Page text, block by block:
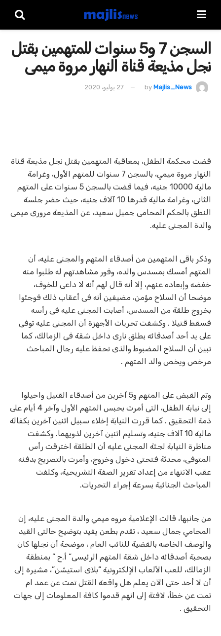
السجن 7 و5 سنوات للمتهمين بقتل
نجل مذيعة قناة النهار مروة ميمى
by Majlis_News 27 يوليو، 2020
قضت محكمة الطفل، بمعاقبة المتهمين بقتل نجل مذيعة قناة
النهار مروة ميمي، بالسجن 7 سنوات للمتهم الأول، وغرامة
مالية 10000 جنيه، فيما قضت بالسجن 5 سنوات على المتهم
الثاني، وغرامة مالية قدرها 10 آلاف جنيه، حيث حضر جلسة
النطق بالحكم المحامى جميل سعيد، عن المذيعة مرورى ميمى
والدة المجنى عليه.
وذكر باقى المتهمين من أصدقاء المتهم والمجنى عليه، أن
المتهم أمسك بمسدس والده، وفور مشاهدتهم له طلبوا منه
خفضه وإبعاده عنهم، إلا أنه قال لهم أنه لا داعى للخوف،
موضحا أن السلاح مؤمن، مضيفين أنه فى أعقاب ذلك فوجئوا
بخروج طلقة من المسدس، أصابت المجنى عليه فى رأسه
فسقط قتيلا . وكشفت تحريات الأجهزة أن المجنى عليه توفى
على يد أحد أصدقائه بطلق نارى داخل شقة فى الزمالك، كما
تبين أن السلاح المضبوط والذى تحفظ عليه رجال المباحث
مرخص ويخص والد المتهم .
وتم القبض على المتهم و5 آخرين من أصدقاء القتيل واحيلوا
إلى نيابة الطفل، التى أمرت بحبس المتهم الأول وآخر 4 أيام على
ذمة التحقيق . كما قررت النيابة إخلاء سبيل اثنين آخرين بكفالة
مالية 10 آلاف جنيه، وتسليم اثنين آخرين لذويهما. وكشفت
مناظرة النيابة لجثة المجنى عليه أن الطلقة اخترقت رأس
المتوفى، محدثة فتحتى دخول وخروج، وأمرت بالتصريح بدفنه
عقب الانتهاء من إعداد تقرير الصفة التشريحية، وكلفت
المباحث الجنائية بسرعة إجراء التحريات.
من جانبها، قالت الإعلامية مروه ميمي والدة المجنى عليه، إن
المحامي جمال سعيد ، تقدم بطعن يفيد بتوضيح حالتى القيد
والوصف الخاصه بالقضية للنائب العام ، موضحة أن نجلها كان
بصحبة أصدقائه داخل شقة المتهم الرئيسى” أ.ح ” بمنطقة
الزمالك، للعب الألعاب الإلكترونية “بلاى استيشن”، مشيرة إلى
أن لا أحد حتى الآن يعلم هل واقعة القتل تمت عن عمد ام
تمت عن خطأ، لافتة إلى انهم قدموا كافة المعلومات إلى جهات
التحقيق .